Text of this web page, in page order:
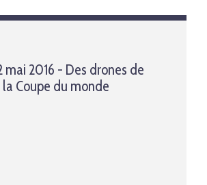
mai 2016 - Des drones de
Coupe du monde